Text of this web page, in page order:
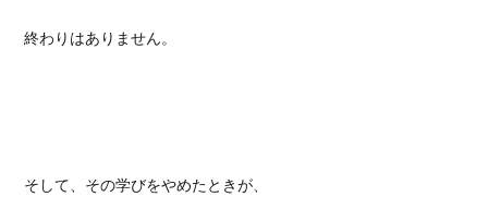
終わりはありません。
そして、その学びをやめたときが、